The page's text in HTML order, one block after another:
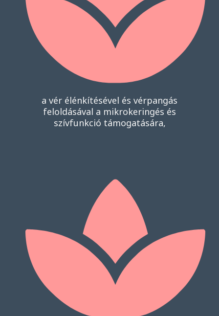
a vér élénkítésével és vérpangás
feloldásával a mikrokeringés és
szívfunkció támogatására,